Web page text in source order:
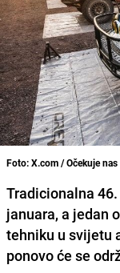
Foto: X.com / Očekuje
Tradicionalna
januara, a jedan
tehniku ​u svijetu
ponovo će se